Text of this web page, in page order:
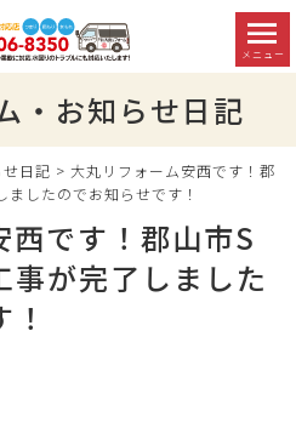
メニュー
・お知らせ日記
日記 > 大丸リフォーム安西です！郡
したのでお知らせです！
西です！郡山市S
が完了しました